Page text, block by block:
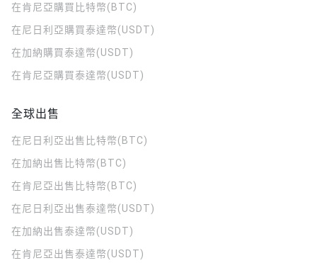
在肯尼亞購買比特幣(BTC)
在尼日利亞購買泰達幣(USDT)
在加納購買泰達幣(USDT)
在肯尼亞購買泰達幣(USDT)
全球出售
在尼日利亞出售比特幣(BTC)
在加納出售比特幣(BTC)
在肯尼亞出售比特幣(BTC)
在尼日利亞出售泰達幣(USDT)
在加納出售泰達幣(USDT)
在肯尼亞出售泰達幣(USDT)